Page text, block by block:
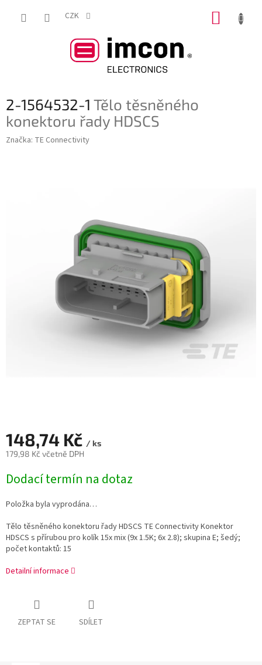
CZK
2-1564532-1 Tělo těsněného
konektoru řady HDSCS
Značka: TE Connectivity
148,74 Kč / ks
179,98 Kč včetně DPH
cena:
Dodací termín na dotaz
Položka byla vyprodána…
Tělo těsněného konektoru řady HDSCS TE Connectivity Konektor
HDSCS s přírubou pro kolík 15x mix (9x 1.5K; 6x 2.8); skupina E; šedý;
počet kontaktů: 15
Detailní informace
ZEPTAT SE SDÍLET